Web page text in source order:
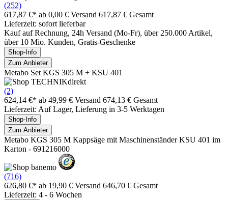
(252)
617,87 €* ab 0,00 € Versand 617,87 € Gesamt
Lieferzeit: sofort lieferbar
Kauf auf Rechnung, 24h Versand (Mo-Fr), über 250.000 Artikel,
über 10 Mio. Kunden, Gratis-Geschenke
Shop-Info
Zum Anbieter
Metabo Set KGS 305 M + KSU 401
(2)
624,14 €* ab 49,99 € Versand 674,13 € Gesamt
Lieferzeit: Auf Lager, Lieferung in 3-5 Werktagen
Shop-Info
Zum Anbieter
Metabo KGS 305 M Kappsäge mit Maschinenständer KSU 401 im
Karton - 691216000
(716)
626,80 €* ab 19,90 € Versand 646,70 € Gesamt
Lieferzeit: 4 - 6 Wochen